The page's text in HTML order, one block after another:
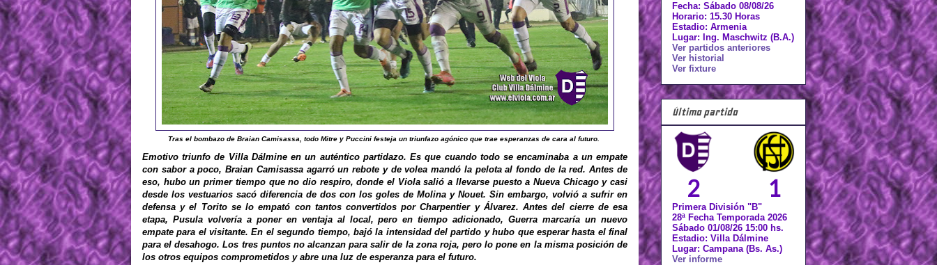
Tras el bombazo de Braian Camisassa, todo Mitre y Puccini festeja un triunfazo agónico que trae esperanzas de cara al futuro.
Emotivo triunfo de Villa Dálmine en un auténtico partidazo. Es que cuando todo se encaminaba a un empate
con sabor a poco, Braian Camisassa agarró un rebote y de volea mandó la pelota al fondo de la red. Antes de
eso, hubo un primer tiempo que no dio respiro, donde el Viola salió a llevarse puesto a Nueva Chicago y casi
desde los vestuarios sacó diferencia de dos con los goles de Molina y Nouet. Sin embargo, volvió a sufrir en
defensa y el Torito se lo empató con tantos convertidos por Charpentier y Álvarez. Antes del cierre de esa
etapa, Pusula volvería a poner en ventaja al local, pero en tiempo adicionado, Guerra marcaría un nuevo
empate para el visitante. En el segundo tiempo, bajó la intensidad del partido y hubo que esperar hasta el final
para el desahogo. Los tres puntos no alcanzan para salir de la zona roja, pero lo pone en la misma posición de
los otros equipos comprometidos y abre una luz de esperanza para el futuro.
Fecha: Sábado 08/08/26
Horario: 15.30 Horas
Estadio: Armenia
Lugar: Ing. Maschwitz (B.A.)
Ver partidos anteriores
Ver historial
Ver fixture
Último partido
2 1
Primera División "B"
28ª Fecha Temporada 2026
Sábado 01/08/26 15:00 hs.
Estadio: Villa Dálmine
Lugar: Campana (Bs. As.)
Ver informe